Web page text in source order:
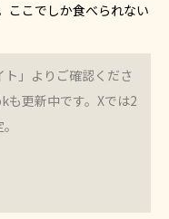
ここでしか食べられない
」よりご確認くださ
更新中です。Xでは2